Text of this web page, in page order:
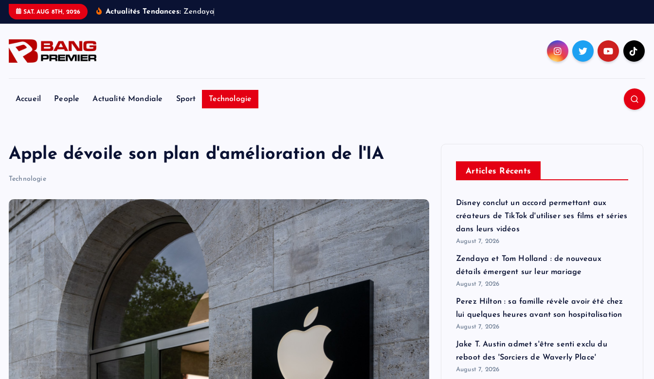
SAT. AUG 8TH, 2026 Actualités Tendances: Zendaya
Accueil People Actualité Mondiale Sport Technologie
Apple dévoile son plan d'amélioration de l'IA
Technologie
Articles Récents
Disney conclut un accord permettant aux
créateurs de TikTok d'utiliser ses films et séries
dans leurs vidéos
August 7, 2026
Zendaya et Tom Holland : de nouveaux
détails émergent sur leur mariage
August 7, 2026
Perez Hilton : sa famille révèle avoir été chez
lui quelques heures avant son hospitalisation
August 7, 2026
Jake T. Austin admet s'être senti exclu du
reboot des 'Sorciers de Waverly Place'
August 7, 2026